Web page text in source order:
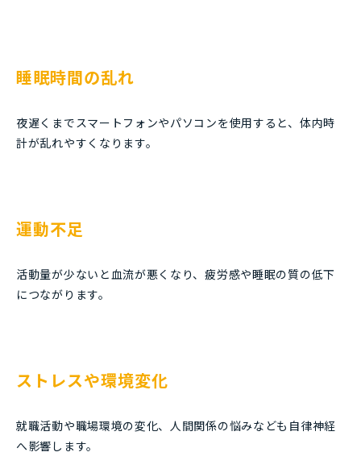
睡眠時間の乱れ
夜遅くまでスマートフォンやパソコンを使用すると、体内時
計が乱れやすくなります。
運動不足
活動量が少ないと血流が悪くなり、疲労感や睡眠の質の低下
につながります。
ストレスや環境変化
就職活動や職場環境の変化、人間関係の悩みなども自律神経
へ影響します。